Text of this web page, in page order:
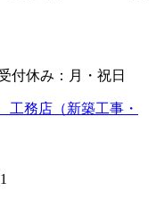
付休み：月・祝日